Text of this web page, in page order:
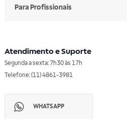
Para Profissionais
Atendimento e Suporte
Segunda a sexta: 7h30 às 17h
Telefone: (11) 4861-3981
WHATSAPP